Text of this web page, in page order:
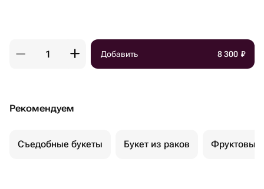
Добавить 8 300 ₽
Рекомендуем
Съедобные букеты Букет из раков Фруктовый